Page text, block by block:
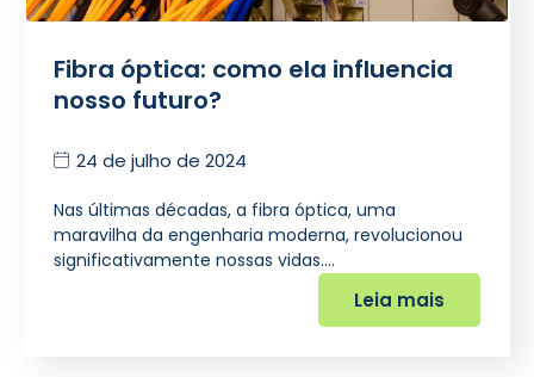
Fibra óptica: como ela influencia
nosso futuro?
24 de julho de 2024
Nas últimas décadas, a fibra óptica, uma
maravilha da engenharia moderna, revolucionou
significativamente nossas vidas.…
Leia mais